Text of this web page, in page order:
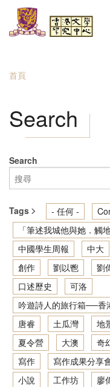
移至主內容
中心簡介
學術研究
文學推廣
出版
香港文學資料庫
相關連結
您在這裡
首頁
Search
Search
Tags - 任何 -
「筆述我城他與她．觸
中國學生周報
中大
創作
劉以鬯 劉
口述歷史
可洛
吟遊詩人的旅行箱──香
唐睿
土瓜灣 地
夏令營
大澳 奇
寫作
寫作成果分享
小說
工作坊 廖